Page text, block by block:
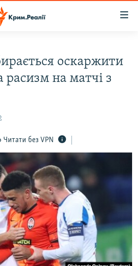
оскаржити
расизм на матчі з
Читати без VPN